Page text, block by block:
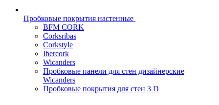
Пробковые покрытия настенные
BFM CORK
Corksribas
Corkstyle
Ibercork
Wicanders
Пробковые панели для стен дизайнерские
Wicanders
Пробковые покрытия для стен 3 D